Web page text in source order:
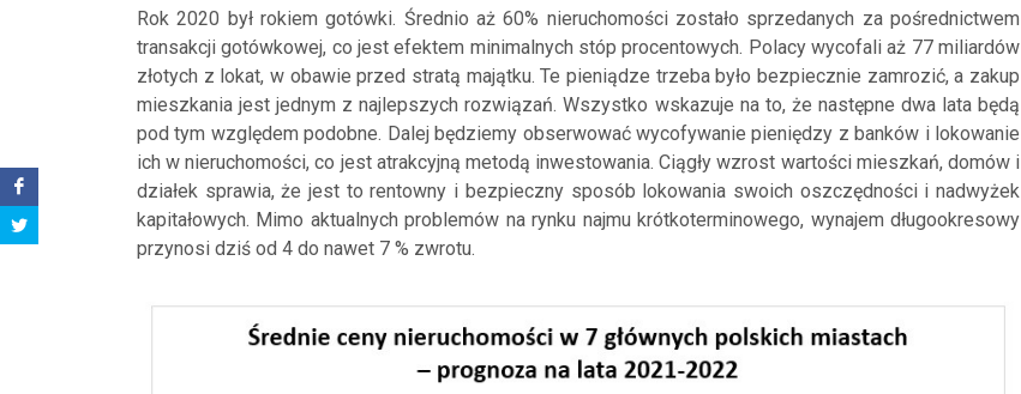
Rok 2020 był rokiem gotówki. Średnio aż 60% nieruchomości zostało sprzedanych za pośrednictwem
transakcji gotówkowej, co jest efektem minimalnych stóp procentowych. Polacy wycofali aż 77 miliardów
złotych z lokat, w obawie przed stratą majątku. Te pieniądze trzeba było bezpiecznie zamrozić, a zakup
mieszkania jest jednym z najlepszych rozwiązań. Wszystko wskazuje na to, że następne dwa lata będą
pod tym względem podobne. Dalej będziemy obserwować wycofywanie pieniędzy z banków i lokowanie
ich w nieruchomości, co jest atrakcyjną metodą inwestowania. Ciągły wzrost wartości mieszkań, domów i
działek sprawia, że jest to rentowny i bezpieczny sposób lokowania swoich oszczędności i nadwyżek
kapitałowych. Mimo aktualnych problemów na rynku najmu krótkoterminowego, wynajem długookresowy
przynosi dziś od 4 do nawet 7 % zwrotu.